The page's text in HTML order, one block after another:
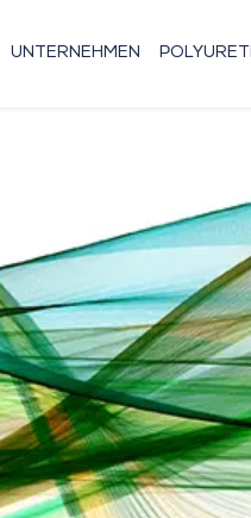
UNTERNEHMEN